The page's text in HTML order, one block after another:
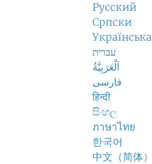
Русский
Српски
Українська
עברית
اَلْعَرَبِيَّةُ
فارسی
हिन्दी
සිංහල
ภาษาไทย
한국어
中文（简体）